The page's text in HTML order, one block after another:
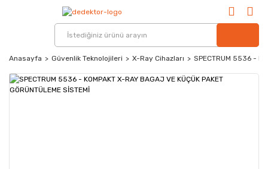
Anasayfa Güvenlik Teknolojileri X-Ray Cihazları SPECTRUM 5536 -